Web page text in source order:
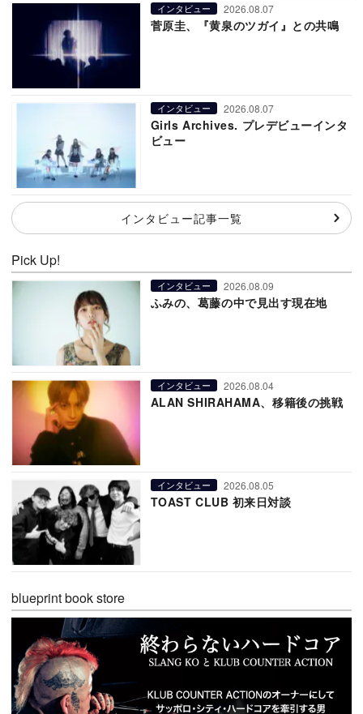
インタビュー 2026.08.07
菅原圭、『黄泉のツガイ』との共鳴
インタビュー 2026.08.07
Girls Archives. プレデビューインタ
ビュー
インタビュー記事一覧
Pick Up!
インタビュー 2026.08.09
ふみの、葛藤の中で見出す現在地
インタビュー 2026.08.04
ALAN SHIRAHAMA、移籍後の挑戦
インタビュー 2026.08.05
TOAST CLUB 初来日対談
blueprint book store